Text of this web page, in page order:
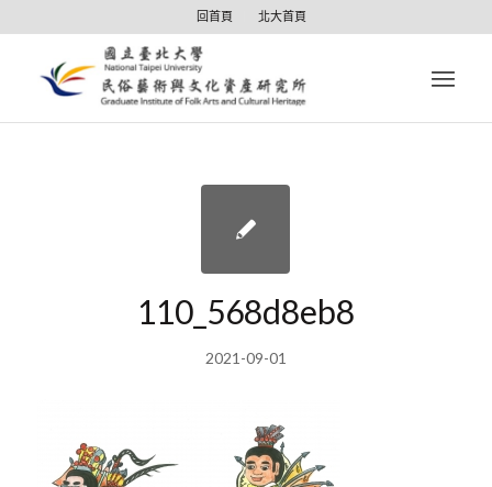
回首頁 北大首頁
110_568d8eb8
2021-09-01